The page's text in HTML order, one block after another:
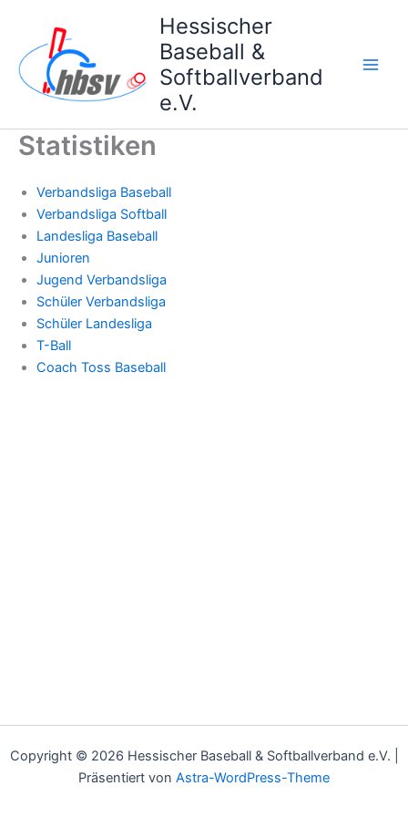
springen
Hessischer
Baseball &
Softballverband
e.V.
Statistiken
Verbandsliga Baseball
Verbandsliga Softball
Landesliga Baseball
Junioren
Jugend Verbandsliga
Schüler Verbandsliga
Schüler Landesliga
T-Ball
Coach Toss Baseball
Copyright © 2026 Hessischer Baseball & Softballverband e.V. |
Präsentiert von Astra-WordPress-Theme